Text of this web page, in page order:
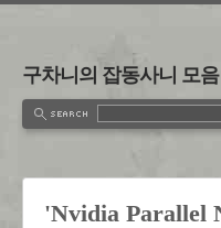
구차니의 잡동사니 모음
'Nvidia Parallel